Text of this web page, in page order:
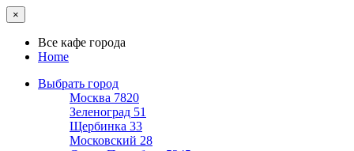
×
Все кафе города
Home
Выбрать город
Москва 7820
Зеленоград 51
Щербинка 33
Московский 28